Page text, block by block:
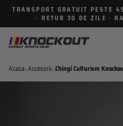
Sari
continut
TRANSPORT GRATUIT PESTE
· RETUR 30 DE ZILE ·
Acasa>Accesorii>Chingi Culturism